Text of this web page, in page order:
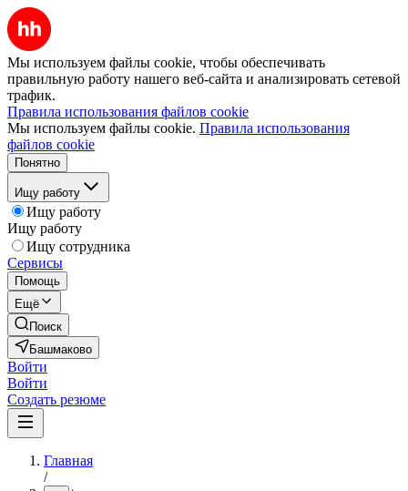
Мы используем файлы cookie, чтобы обеспечивать
правильную работу нашего веб-сайта и анализировать сетевой
трафик.
Правила использования файлов cookie
Мы используем файлы cookie. Правила использования
файлов cookie
Понятно
Ищу работу
Ищу работу
Ищу работу
Ищу сотрудника
Сервисы
Помощь
Ещё
Поиск
Башмаково
Войти
Войти
Создать резюме
Главная
/